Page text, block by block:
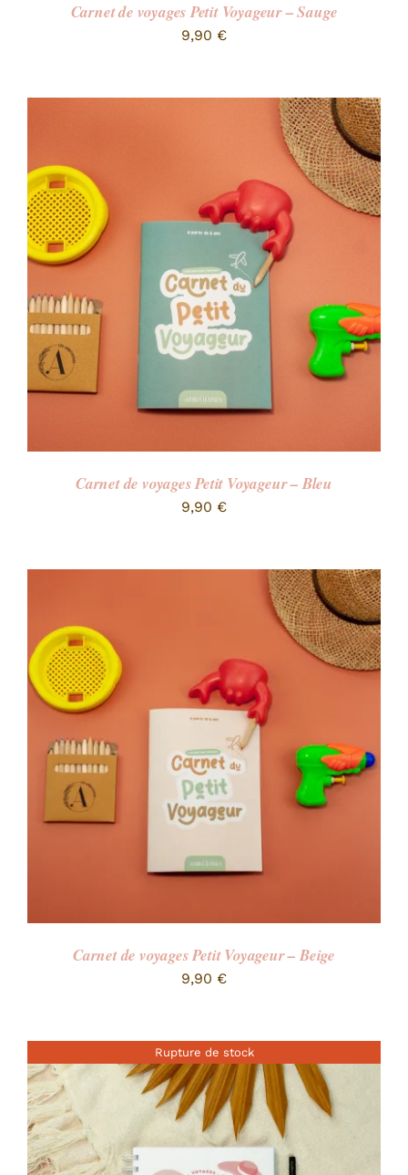
Carnet de voyages Petit Voyageur – Sauge
9,90 €
Carnet de voyages Petit Voyageur – Bleu
9,90 €
Carnet de voyages Petit Voyageur – Beige
9,90 €
Rupture de stock